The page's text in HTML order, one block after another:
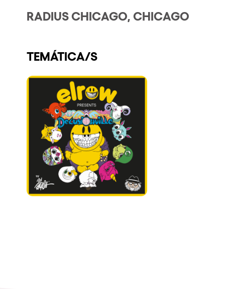
Music
Quienes somos
¿Quieres trabajar con nosotros?
elrow News
Síguenos en tiktok
Síguenos en facebook
Síguenos en instagram
Síguenos en twitter
Síguenos en linkedin
Síguenos en youtube
Política de Privacidad
Política de Cookies
Aviso Legal
Política de Sostenibilidad
RADIUS CHICAGO, CHICAGO
TEMÁTICA/S